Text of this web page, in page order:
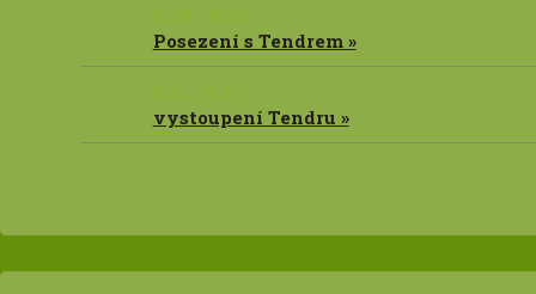
17.09. - 18:00 -
Posezení s Tendrem »
19.11. - 17:00 -
vystoupení Tendru »